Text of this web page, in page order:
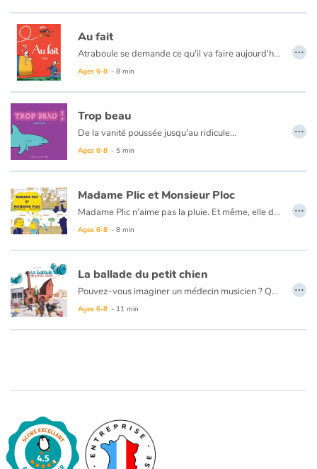
Au fait
Atraboule se demande ce qu'il va faire aujourd'hui. Déjeuner chez sa cousine Louise ? Aller chez le dentiste ? Passer au bureau ? Repasser à la maison ? Non, rien de tout ça. Il ira chasser l'ours.
Ages 6-8 - 8 min
…
Trop beau
De la vanité poussée jusqu'au ridicule...
Ages 6-8 - 5 min
…
Madame Plic et Monsieur Ploc
Madame Plic n’aime pas la pluie. Et même, elle déteste la pluie ! À chaque averse, des fuites d’eau se transforment en flaques d’eau sur son parquet et inondent son salon. En plus, ce jour là, l’eau déborde chez son voisin, Monsieur Ploc qui n’est pas très content !
Ages 6-8 - 8 min
…
La ballade du petit chien
Pouvez-vous imaginer un médecin musicien ? Quelques notes de musiques, finie la grippe ! Quelques accords au piano, envolé le mal de dos ! Et pour les cas les plus graves, le violon fait son ouvrage. Un rêve, une utopie ? Non, voici le Docteur Bellenote, et son chien Ré-Mi, qui soignent tous vos soucis.
Ages 6-8 - 11 min
…